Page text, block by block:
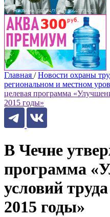
Главная / Новости охраны
региональном и местном
целевая программа
2015 годы»
В Чечне
программа
условий
2015 годы»